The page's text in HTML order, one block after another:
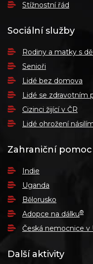
Stížnostní řád
Sociální služby
Rodiny a matky s
Senioři
Lidé bez domova
Lidé se zdravotním
Cizinci žijící v ČR
Lidé ohrožení
Zahraniční pomoc
Indie
Uganda
Bělorusko
Adopce na dálku®
Česká nemocnice v
Další aktivity